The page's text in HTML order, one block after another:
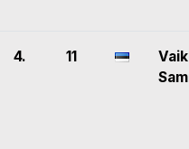
4. 11